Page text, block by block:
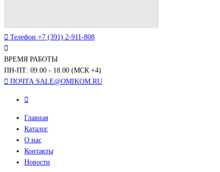
Телефон +7 (391) 2-911-808
ВРЕМЯ РАБОТЫ
ПН-ПТ: 09.00 - 18.00 (МСК +4)
ПОЧТА SALE@OMIKOM.RU
Главная
Каталог
О нас
Контакты
Новости